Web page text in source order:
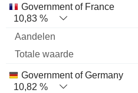
Naam Aandelen
Totale
Government of France
10,83 %
Government of Germany
10,82 %